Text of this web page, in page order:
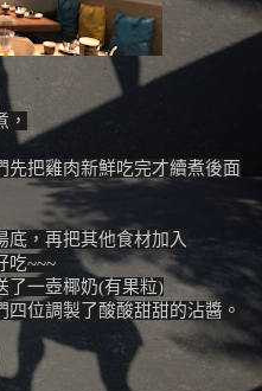
先把雞肉新鮮吃完才續煮後面
底，再把其他食材加入
吃~~~
了一壺椰奶(有果粒)
位調製了酸酸甜甜的沾醬。